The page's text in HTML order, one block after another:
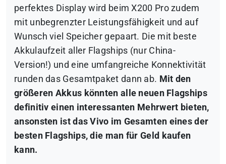
perfektes Display wird beim X200 Pro zudem
mit unbegrenzter Leistungsfähigkeit und auf
Wunsch viel Speicher gepaart. Die mit beste
Akkulaufzeit aller Flagships (nur China-
Version!) und eine umfangreiche Konnektivität
runden das Gesamtpaket dann ab. Mit den
größeren Akkus könnten alle neuen Flagships
definitiv einen interessanten Mehrwert bieten,
ansonsten ist das Vivo im Gesamten eines der
besten Flagships, die man für Geld kaufen
kann.